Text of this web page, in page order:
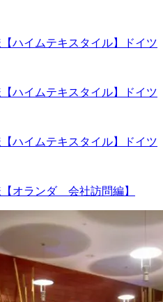
ハイムテキスタイル】ドイツ
ハイムテキスタイル】ドイツ
ハイムテキスタイル】ドイツ
オランダ 会社訪問編】